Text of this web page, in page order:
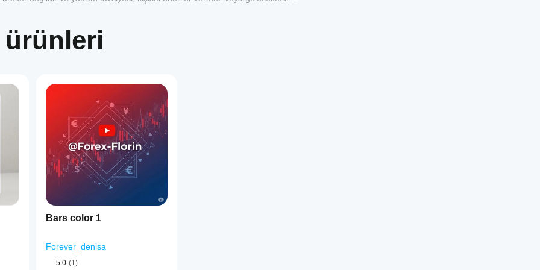
ürünleri
Bars color 1
Forever_denisa
5.0 (1)